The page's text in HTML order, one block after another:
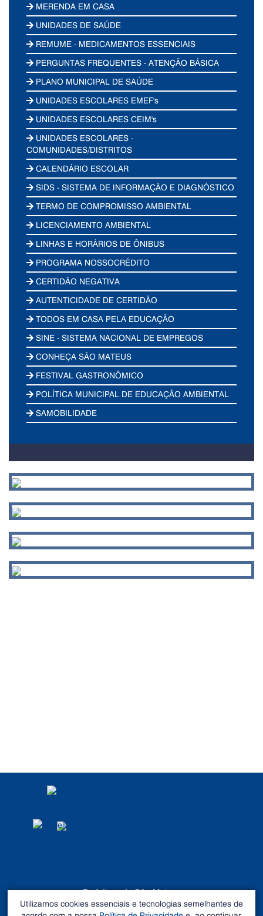
MERENDA EM CASA
UNIDADES DE SAÚDE
REMUME - MEDICAMENTOS ESSENCIAIS
PERGUNTAS FREQUENTES - ATENÇÃO BÁSICA
PLANO MUNICIPAL DE SAÚDE
UNIDADES ESCOLARES EMEF's
UNIDADES ESCOLARES CEIM's
UNIDADES ESCOLARES -
COMUNIDADES/DISTRITOS
CALENDÁRIO ESCOLAR
SIDS - SISTEMA DE INFORMAÇÃO E DIAGNÓSTICO
TERMO DE COMPROMISSO AMBIENTAL
LICENCIAMENTO AMBIENTAL
LINHAS E HORÁRIOS DE ÔNIBUS
PROGRAMA NOSSOCRÉDITO
CERTIDÃO NEGATIVA
AUTENTICIDADE DE CERTIDÃO
TODOS EM CASA PELA EDUCAÇÃO
SINE - SISTEMA NACIONAL DE EMPREGOS
CONHEÇA SÃO MATEUS
FESTIVAL GASTRONÔMICO
POLÍTICA MUNICIPAL DE EDUCAÇÃO AMBIENTAL
SAMOBILIDADE
Prefeitura de São Mateus
©2026 - Todos os direitos reservados
Utilizamos cookies essenciais e tecnologias semelhantes de